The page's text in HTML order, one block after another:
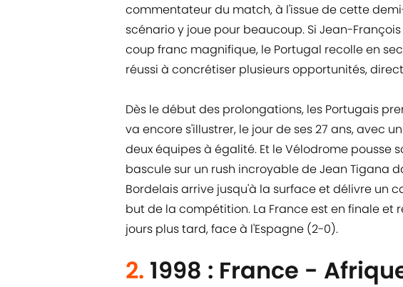
commentateur du match, à l'issue de cette
scénario y joue pour beaucoup. Si Jean-
coup franc magnifique, le Portugal recolle en
réussi à concrétiser plusieurs opportunités,
Dès le début des prolongations, les Portugais
va encore s'illustrer, le jour de ses 27 ans, avec
deux équipes à égalité. Et le Vélodrome pousse
bascule sur un rush incroyable de Jean Tigana
Bordelais arrive jusqu'à la surface et délivre un
but de la compétition. La France est en finale et
jours plus tard, face à l'Espagne (2-0).
2. 1998 : France -